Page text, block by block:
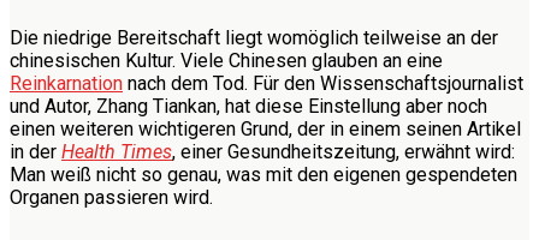
Die niedrige Bereitschaft liegt womöglich teilweise an der
chinesischen Kultur. Viele Chinesen glauben an eine
Reinkarnation nach dem Tod. Für den Wissenschaftsjournalist
und Autor, Zhang Tiankan, hat diese Einstellung aber noch
einen weiteren wichtigeren Grund, der in einem seinen Artikel
in der Health Times, einer Gesundheitszeitung, erwähnt wird:
Man weiß nicht so genau, was mit den eigenen gespendeten
Organen passieren wird.